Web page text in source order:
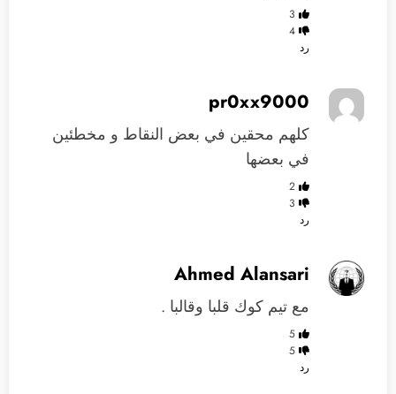
3
4
رد
pr0xx9000
كلهم محقين في بعض النقاط و مخطئين
في بعضها
2
3
رد
Ahmed Alansari
مع تيم كوك قلبا وقالبا .
5
5
رد